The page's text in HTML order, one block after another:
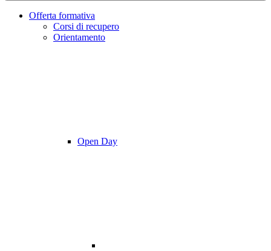
Offerta formativa
Corsi di recupero
Orientamento
Open Day